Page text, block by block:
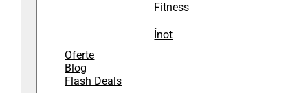
Fitness
Înot
Oferte
Blog
Flash Deals